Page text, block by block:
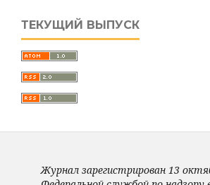
ТЕКУЩИЙ ВЫПУСК
Журнал зарегистрирован 13